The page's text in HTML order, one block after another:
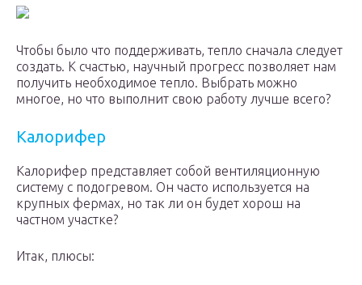
Чтобы было что поддерживать, тепло сначала следует
создать. К счастью, научный прогресс позволяет нам
получить необходимое тепло. Выбрать можно
многое, но что выполнит свою работу лучше всего?
Калорифер
Калорифер представляет собой вентиляционную
систему с подогревом. Он часто используется на
крупных фермах, но так ли он будет хорош на
частном участке?
Итак, плюсы: